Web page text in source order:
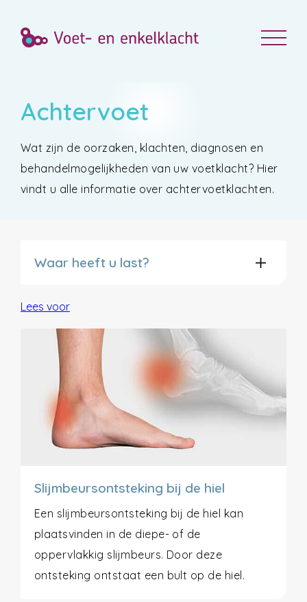
Achtervoet
Wat zijn de oorzaken, klachten, diagnosen en
behandelmogelijkheden van uw voetklacht? Hier
vindt u alle informatie over achtervoetklachten.
Waar heeft u last?
Lees voor
Slijmbeursontsteking bij de hiel
Een slijmbeursontsteking bij de hiel kan
plaatsvinden in de diepe- of de
oppervlakkig slijmbeurs. Door deze
ontsteking ontstaat een bult op de hiel.